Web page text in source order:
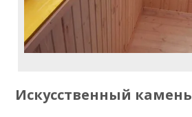
Искусственный камень